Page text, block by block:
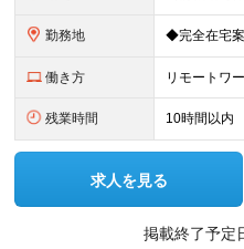
勤務地
働き方 リモートワ
残業時間 10時間以内
求人を見る
掲載終了予定